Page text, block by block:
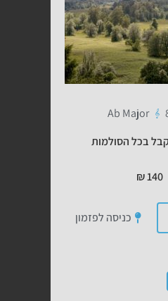
Ab Major
בכל הסולמות
₪140
כניסה לפזמון